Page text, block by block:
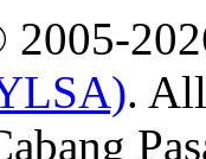
2005-
.